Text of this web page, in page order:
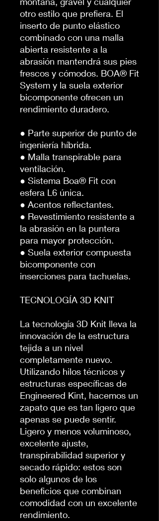
otro estilo que prefiera. El
inserto de punto elástico
combinado con una malla
abierta resistente a la
abrasión mantendrá sus pies
frescos y cómodos. BOA® Fit
System y la suela exterior
bicomponente ofrecen un
rendimiento duradero.
● Parte superior de punto de
ingeniería híbrida.
● Malla transpirable para
ventilación.
● Sistema Boa® Fit con
esfera L6 única.
● Acentos reflectantes.
● Revestimiento resistente a
la abrasión en la puntera
para mayor protección.
● Suela exterior compuesta
bicomponente con
inserciones para tachuelas.
TECNOLOGÍA 3D KNIT
La tecnología 3D Knit lleva la
innovación de la estructura
tejida a un nivel
completamente nuevo.
Utilizando hilos técnicos y
estructuras específicas de
Engineered Kint, hacemos un
zapato que es tan ligero que
apenas se puede sentir.
Ligero y menos voluminoso,
excelente ajuste,
transpirabilidad superior y
secado rápido: estos son
solo algunos de los
beneficios que combinan
comodidad con un excelente
rendimiento.